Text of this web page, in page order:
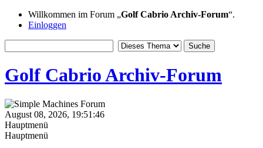
Willkommen im Forum „Golf Cabrio Archiv-Forum“.
Einloggen
Golf Cabrio Archiv-Forum
August 08, 2026, 19:51:46
Hauptmenü
Hauptmenü